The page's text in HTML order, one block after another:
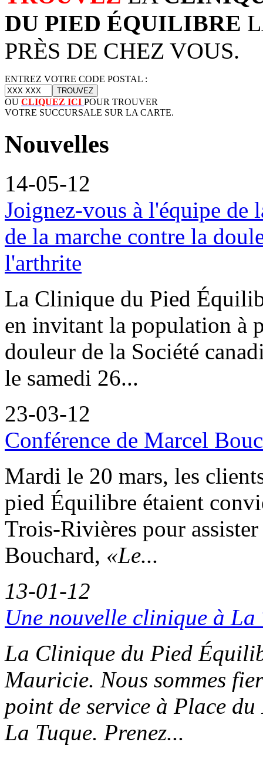
DU PIED ÉQUILIBRE
PRÈS DE CHEZ VOUS.
ENTREZ VOTRE CODE POSTAL :
OU CLIQUEZ ICI POUR TROUVER
VOTRE SUCCURSALE SUR LA CARTE.
Nouvelles
14-05-12
Joignez-vous à l'équipe
de la marche contre la
l'arthrite
La Clinique du Pied
en invitant la population à
douleur de la Société
le samedi 26...
23-03-12
Conférence de Marcel
Mardi le 20 mars, les
pied Équilibre étaient
Trois-Rivières pour
Bouchard, «Le...
13-01-12
Une nouvelle clinique à La
La Clinique du Pied
Mauricie. Nous sommes
point de service à Place
La Tuque. Prenez...